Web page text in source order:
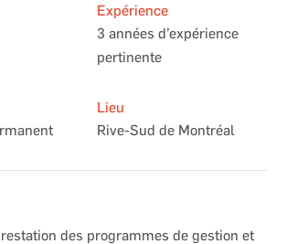
Expérience
3 années d’expérience
pertinente
Lieu
Rive-Sud de Montréal
des programmes de gestion et